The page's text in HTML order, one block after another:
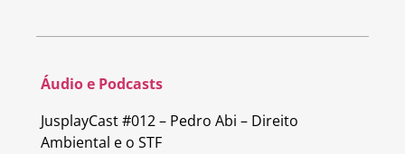
Áudio e Podcasts
JusplayCast #012 – Pedro Abi – Direito
Ambiental e o STF